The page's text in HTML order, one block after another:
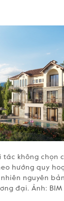
tác không chọn
hướng quy
nguyên
đại. Ảnh: